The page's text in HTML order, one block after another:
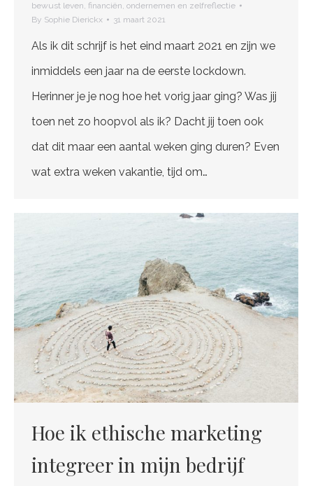
bewust leven, financiën, ondernemen en zelfreflectie
By Sophie Dierickx 31 maart 2021
Als ik dit schrijf is het eind maart 2021 en zijn we
inmiddels een jaar na de eerste lockdown.
Herinner je je nog hoe het vorig jaar ging? Was jij
toen net zo hoopvol als ik? Dacht jij toen ook
dat dit maar een aantal weken ging duren? Even
wat extra weken vakantie, tijd om…
Hoe ik ethische marketing
integreer in mijn bedrijf